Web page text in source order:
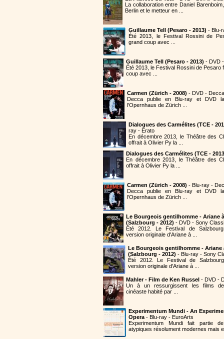
La collaboration entre Daniel
Berlin et le metteur en ...
Guillaume Tell (Pesaro - 2013) - Blu-
Été 2013, le Festival Rossini de
grand coup avec ...
Guillaume Tell (Pesaro - 2013) - DVD
Été 2013, le Festival Rossini de Pesaro
coup avec ...
Carmen (Zürich - 2008) - DVD - Decca
Decca publie en Blu-ray et DVD
l'Opernhaus de Zürich ...
Dialogues des Carmélites (TCE -
ray - Erato
En décembre 2013, le Théâtre des
offrait à Olivier Py la ...
Dialogues des Carmélites (TCE -
En décembre 2013, le Théâtre des
offrait à Olivier Py la ...
Carmen (Zürich - 2008) - Blu-ray -
Decca publie en Blu-ray et DVD
l'Opernhaus de Zürich ...
Le Bourgeois gentilhomme - Ariane
(Salzbourg - 2012) - DVD - Sony
Été 2012. Le Festival de
version originale d'Ariane à ...
Le Bourgeois gentilhomme - Ariane
(Salzbourg - 2012) - Blu-ray - Sony
Été 2012. Le Festival de
version originale d'Ariane à ...
Mahler - Film de Ken Russel - DVD -
Un à un ressurgissent les films
cinéaste habité par ...
Experimentum Mundi - An
Opera- Blu-ray - EuroArts
Experimentum Mundi fait partie
atypiques résolument modernes mais